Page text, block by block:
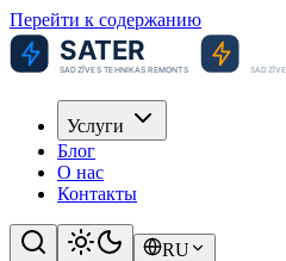
Перейти к содержанию
Услуги
Блог
О нас
Контакты
RU